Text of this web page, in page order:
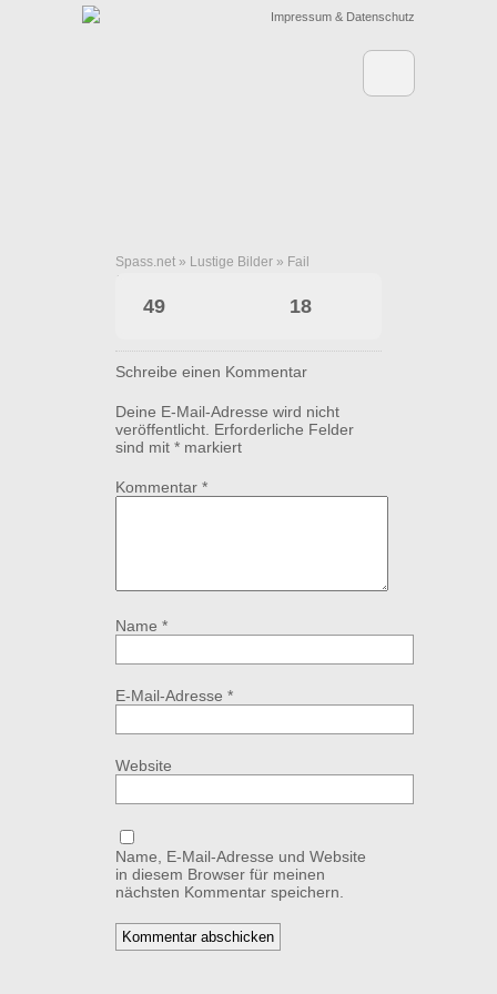
Impressum & Datenschutz
Spass.net » Lustige Bilder » Fail
Experten-Frage
49 18
Schreibe einen Kommentar
Deine E-Mail-Adresse wird nicht
veröffentlicht. Erforderliche Felder
sind mit * markiert
Kommentar *
Name *
E-Mail-Adresse *
Website
Name, E-Mail-Adresse und Website
in diesem Browser für meinen
nächsten Kommentar speichern.